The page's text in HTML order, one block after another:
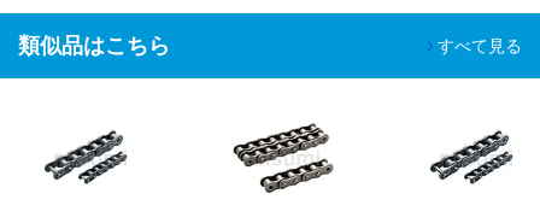
類似品はこちら すべて見る